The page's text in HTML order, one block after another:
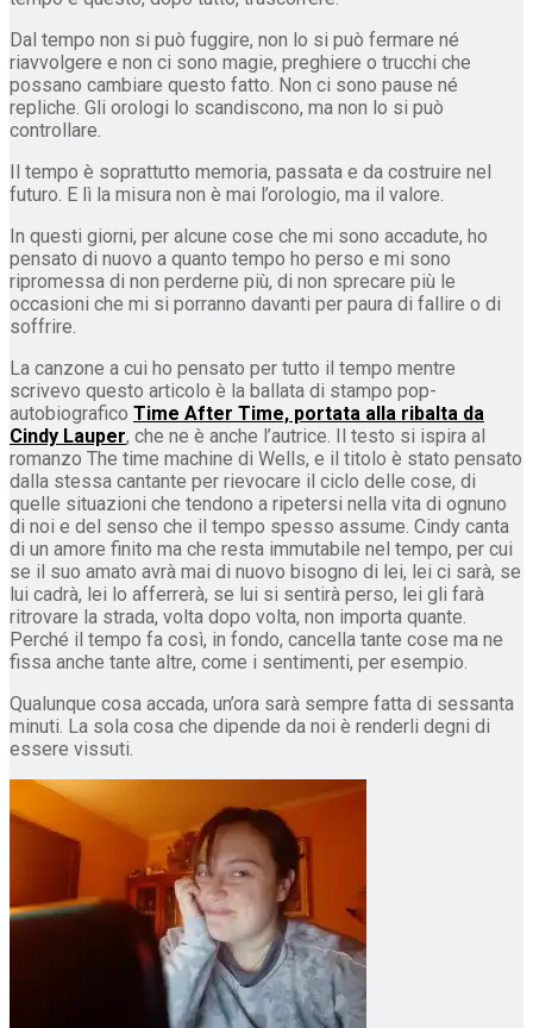
Dal tempo non si può fuggire, non lo si può fermare né
riavvolgere e non ci sono magie, preghiere o trucchi che
possano cambiare questo fatto. Non ci sono pause né
repliche. Gli orologi lo scandiscono, ma non lo si può
controllare.
Il tempo è soprattutto memoria, passata e da costruire nel
futuro. E lì la misura non è mai l’orologio, ma il valore.
In questi giorni, per alcune cose che mi sono accadute, ho
pensato di nuovo a quanto tempo ho perso e mi sono
ripromessa di non perderne più, di non sprecare più le
occasioni che mi si porranno davanti per paura di fallire o di
soffrire.
La canzone a cui ho pensato per tutto il tempo mentre
scrivevo questo articolo è la ballata di stampo pop-
autobiografico Time After Time, portata alla ribalta da
Cindy Lauper, che ne è anche l’autrice. Il testo si ispira al
romanzo The time machine di Wells, e il titolo è stato pensato
dalla stessa cantante per rievocare il ciclo delle cose, di
quelle situazioni che tendono a ripetersi nella vita di ognuno
di noi e del senso che il tempo spesso assume. Cindy canta
di un amore finito ma che resta immutabile nel tempo, per cui
se il suo amato avrà mai di nuovo bisogno di lei, lei ci sarà, se
lui cadrà, lei lo afferrerà, se lui si sentirà perso, lei gli farà
ritrovare la strada, volta dopo volta, non importa quante.
Perché il tempo fa così, in fondo, cancella tante cose ma ne
fissa anche tante altre, come i sentimenti, per esempio.
Qualunque cosa accada, un’ora sarà sempre fatta di sessanta
minuti. La sola cosa che dipende da noi è renderli degni di
essere vissuti.